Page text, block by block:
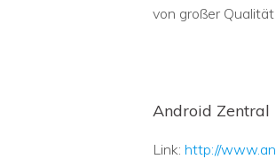
von großer
Android Zentral
Link: http://